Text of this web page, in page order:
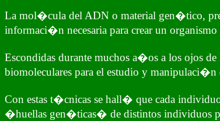
La mol�cula del ADN o material gen�tico,
informaci�n necesaria para crear un
Escondidas durante muchos a�os a los ojos
biomoleculares para el estudio y
Con estas t�cnicas se hall� que cada
�huellas gen�ticas� de distintos individuos